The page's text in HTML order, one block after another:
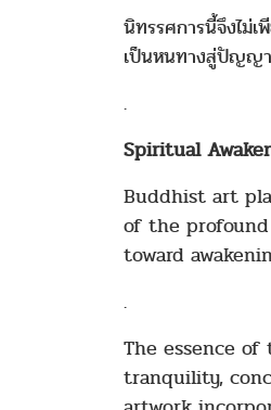
นิทรรศการนี้จึงไม่
เป็นหนทางสู่ปัญญ
.
Spiritual
Buddhist art
of the
toward
.
The essence
tranquility,